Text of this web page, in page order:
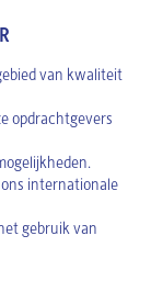
van kwaliteit
opdrachtgevers
internationale
gebruik van